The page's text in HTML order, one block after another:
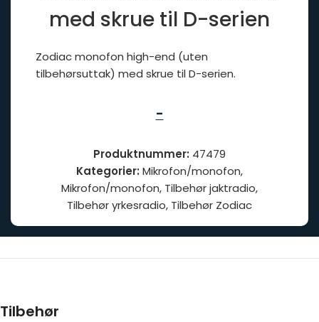
med skrue til D-serien
Zodiac monofon high-end (uten
tilbehørsuttak) med skrue til D-serien.
-
Produktnummer: 47479
Kategorier: Mikrofon/monofon,
Mikrofon/monofon, Tilbehør jaktradio,
Tilbehør yrkesradio, Tilbehør Zodiac
Tilbehør